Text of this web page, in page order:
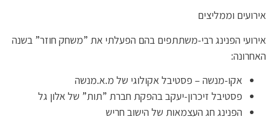
וממליצים
הפנינג רבי-משתתפים בהם הפעלתי את ”משחק חוזר” בשנה
אקו-מנשה – פסטיבל אקולוגי של מ.א.מנשה
פסטיבל זיכרון-יעקב בהפקת חברת ”תות” של אלון גל
הפנינג חג העצמאות של הישוב חריש